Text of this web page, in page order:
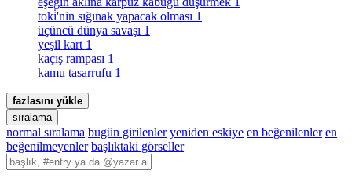
toki̇'nin sığınak yapacak olması 1
üçüncü dünya savaşı 1
yeşil kart 1
kaçış rampası 1
kamu tasarrufu 1
fazlasını yükle
sıralama
normal sıralama bugün girilenler yeniden eskiye en beğenilenler en
beğenilmeyenler başlıktaki görseller